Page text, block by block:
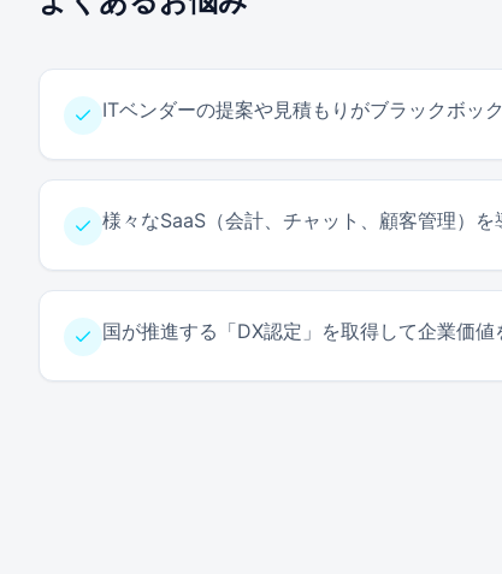
ITベンダーの提案や見積もりがブラックボッ
様々なSaaS（会計、チャット、顧客管理）
国が推進する「DX認定」を取得して企業価